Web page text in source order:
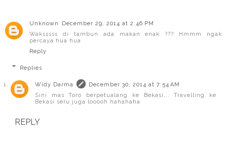
Unknown
December 29, 2014 at 2:46 PM
Waksssss di tambun ada makan enak ??? Hmmm ngak
percaya hua hua
Reply
Replies
Widy Darma
December 30, 2014 at 7:54 AM
Sini mas Toro berpetualang ke Bekasi... Travelling ke
Bekasi seru juga looooh hahahaha
REPLY